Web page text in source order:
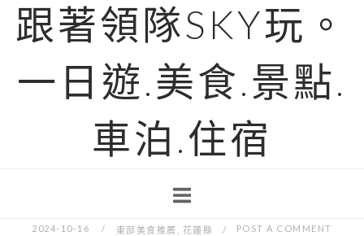
跟著領隊SKY玩。
一日遊.美食.景點.
車泊.住宿
2024-10-16 東部美食推薦 花蓮縣 POST A COMMENT